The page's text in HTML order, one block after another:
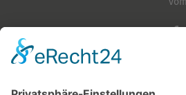
Folge mir